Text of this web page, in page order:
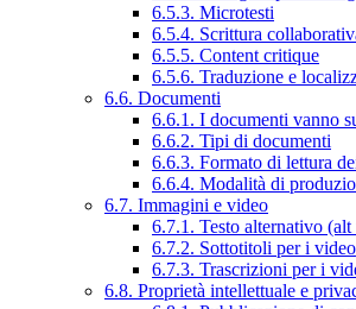
6.5.3. Microtesti
6.5.4. Scrittura
6.5.5. Content critique
6.5.6. Traduzione e
6.6. Documenti
6.6.1. I documenti vanno
6.6.2. Tipi di documenti
6.6.3. Formato di lettura
6.6.4. Modalità di
6.7. Immagini e video
6.7.1. Testo alternativo
6.7.2. Sottotitoli per i video
6.7.3. Trascrizioni per i
6.8. Proprietà intellettuale e